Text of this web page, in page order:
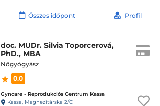
Összes időpont Profil
doc. MUDr. Silvia Toporcerová,
PhD., MBA
Nőgyógyász
0.0
Gyncare - Reprodukciós Centrum Kassa
Kassa, Magnezitárska 2/C